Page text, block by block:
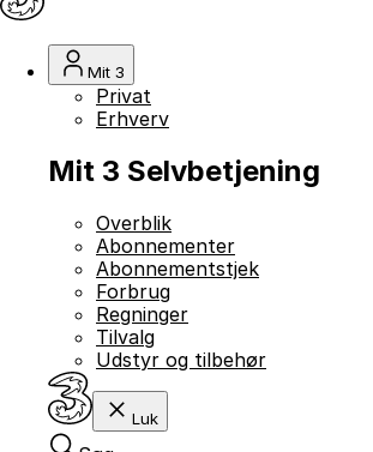
Mit 3
Privat
Erhverv
Mit 3 Selvbetjening
Overblik
Abonnementer
Abonnementstjek
Forbrug
Regninger
Tilvalg
Udstyr og tilbehør
Luk